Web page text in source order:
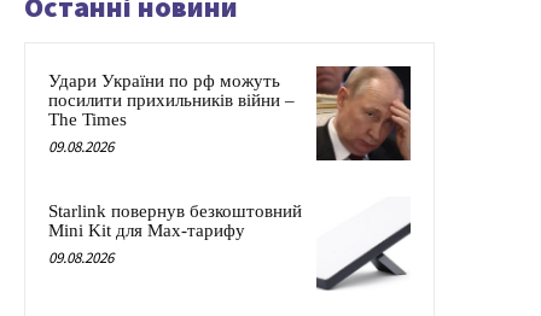
Удари України по рф можуть
посилити прихильників війни –
The Times
09.08.2026
Starlink повернув безкоштовний
Mini Kit для Max-тарифу
09.08.2026